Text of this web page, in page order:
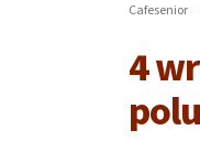
Cafesenior
4